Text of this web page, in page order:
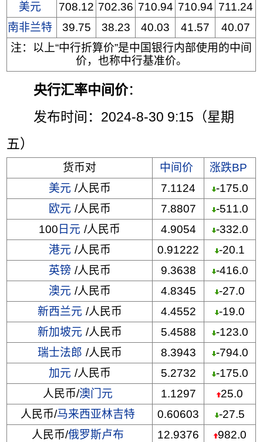
美元
708.12 702.36 710.94 710.94 711.24
南非兰特
39.75 38.23 40.03 41.57
40.07
注：以上“中行折算价”是中国银行内部使用的中间
价，也称中行基准价。
央行汇率中间价：
发布时间：2024-8-30 9:15（星期
五）
货币对 中间价
涨跌BP
美元 /人民币 7.1124
-175.0
欧元 /人民币 7.8807
-511.0
100 日元 /人民币 4.9054
-332.0
港元 /人民币 0.91222
-20.1
英镑 /人民币 9.3638
-416.0
澳元 /人民币 4.8345
-27.0
新西兰元 /人民币 4.4552
-19.0
新加坡元 /人民币 5.4588
-123.0
瑞士法郎 /人民币 8.3943
-794.0
加元 /人民币 5.2732
-175.0
人民币/澳门元 1.1297
25.0
人民币/马来西亚林吉特 0.60603
-27.5
人民币/俄罗斯卢布 12.9376
982.0